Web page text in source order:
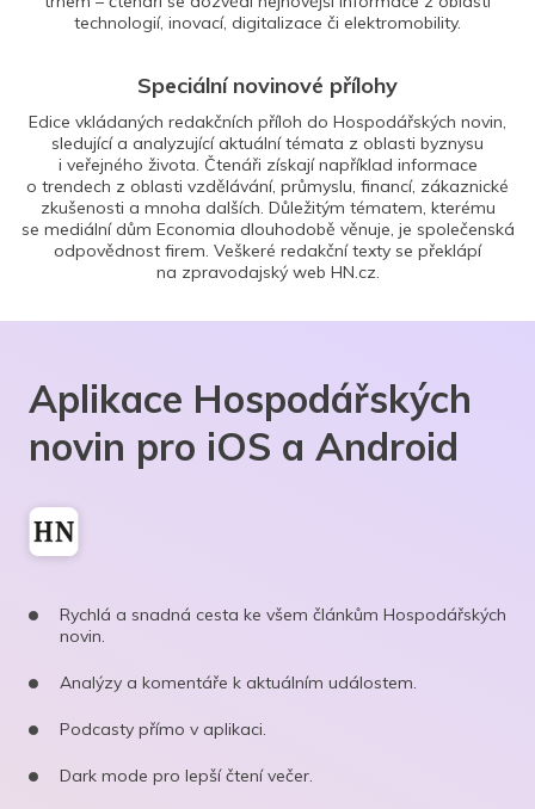
technologií, inovací, digitalizace či elektromobility.
Speciální novinové přílohy
Edice vkládaných redakčních příloh do Hospodářských novin,
sledující a analyzující aktuální témata z oblasti byznysu
i veřejného života. Čtenáři získají například informace
o trendech z oblasti vzdělávání, průmyslu, financí, zákaznické
zkušenosti a mnoha dalších. Důležitým tématem, kterému
se mediální dům Economia dlouhodobě věnuje, je společenská
odpovědnost firem. Veškeré redakční texty se překlápí
na zpravodajský web HN.cz.
Aplikace Hospodářských
novin pro iOS a Android
Rychlá a snadná cesta ke všem článkům Hospodářských
novin.
Analýzy a komentáře k aktuálním událostem.
Podcasty přímo v aplikaci.
Dark mode pro lepší čtení večer.